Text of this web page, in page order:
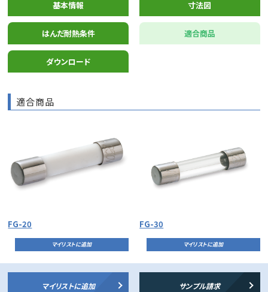
基本情報 寸法図
はんだ耐熱条件 適合商品
ダウンロード
適合商品
FG-20
マイリストに追加
FG-30
マイリストに追加
マイリストに追加 サンプル請求